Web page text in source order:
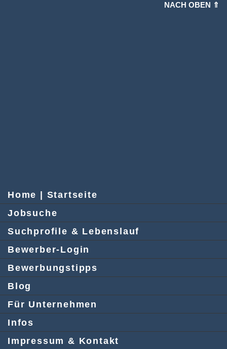
NACH OBEN ⇑
Home | Startseite
Jobsuche
Suchprofile & Lebenslauf
Bewerber-Login
Bewerbungstipps
Blog
Für Unternehmen
Infos
Impressum & Kontakt